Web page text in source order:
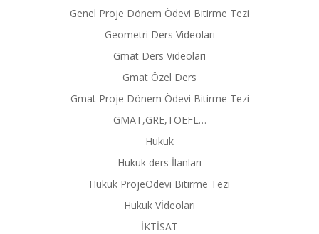
Genel Proje Dönem Ödevi Bitirme Tezi
Geometri Ders Videoları
Gmat Ders Videoları
Gmat Özel Ders
Gmat Proje Dönem Ödevi Bitirme Tezi
GMAT,GRE,TOEFL…
Hukuk
Hukuk ders İlanları
Hukuk ProjeÖdevi Bitirme Tezi
Hukuk Vİdeoları
İKTİSAT